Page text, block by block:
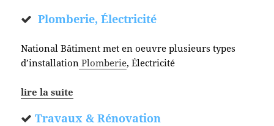
Plomberie, Électricité
National Bâtiment met en oeuvre plusieurs types
d’installation Plomberie, Électricité
lire la suite
Travaux & Rénovation